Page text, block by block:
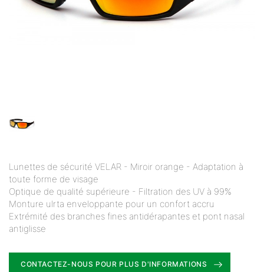
Lunettes de sécurité VELAR - Miroir orange - Adaptation à
toute forme de visage
Optique de qualité supérieure - Filtration des UV à 99%
Monture ulrta enveloppante pour un confort accru
Extrémité des branches fines antidérapantes et pont nasal
antiglisse
CONTACTEZ-NOUS POUR PLUS D'INFORMATIONS